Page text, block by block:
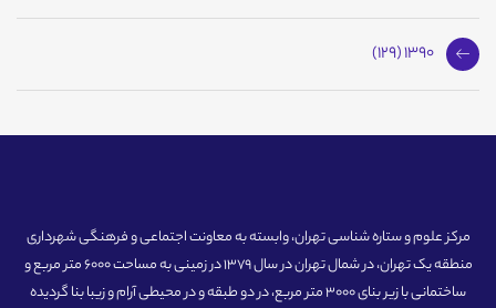
1390 (129)
مرکز علوم و ستاره شناسی تهران، وابسته به معاونت اجتماعی و فرهنگی شهرداری
منطقه یک تهران، در شمال تهران در سال 1379 در زمینی به مساحت 6000 متر مربع و
ساختمانی با زیر بنای 3000 متر مربع، در دو طبقه و در محیطی آرام و زیبا بنا گردیده